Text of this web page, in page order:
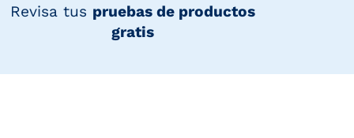
Revisa tus pruebas de productos
gratis